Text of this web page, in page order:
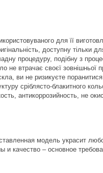
для її
доступну тільки
процедуру, подібну з
не втрачає своєї зовнішньої
ви не ризикуєте
сріблясто-блакитного
антикоррозийность, не
модель украсит
качество – основное